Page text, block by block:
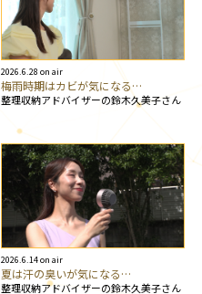
2026.6.28 on air
梅雨時期はカビが気になる…
整理収納アドバイザーの鈴木久美子さん
2026.6.14 on air
夏は汗の臭いが気になる…
整理収納アドバイザーの鈴木久美子さん